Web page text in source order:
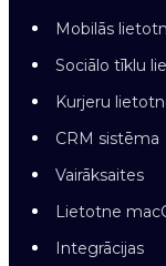
Mobilās
Sociālo tīklu
Kurjeru
CRM sistēma
Vairāksaites
Lietotne
Integrācijas